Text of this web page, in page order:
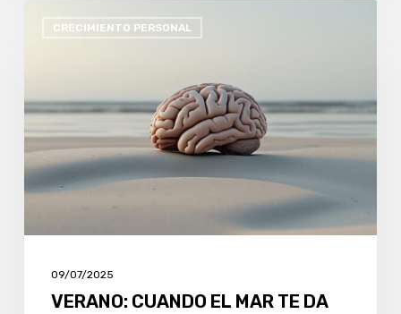
CRECIMIENTO PERSONAL
CUANDO
TE
DA
PERMISO
PARA
PERFECTA
09/07/2025
VERANO: CUANDO EL MAR TE DA